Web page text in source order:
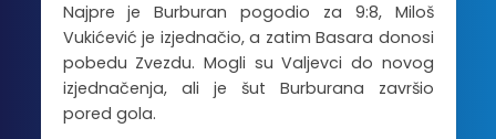
Najpre je Burburan pogodio za 9:8, Miloš
Vukićević je izjednačio, a zatim Basara donosi
pobedu Zvezdu. Mogli su Valjevci do novog
izjednačenja, ali je šut Burburana završio
pored gola.